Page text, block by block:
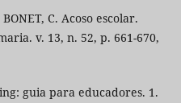
C. Acoso escolar.
v. 13, n. 52, p. 661-670,
guia para educadores. 1.